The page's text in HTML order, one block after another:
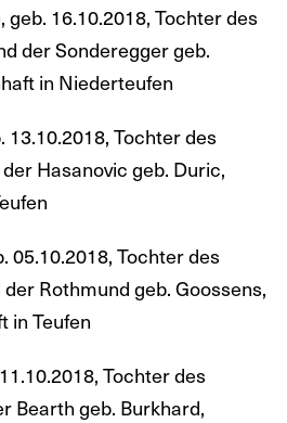
16.10.2018, Tochter des
der Sonderegger geb.
in Niederteufen
13.10.2018, Tochter des
Hasanovic geb. Duric,
05.10.2018, Tochter des
Rothmund geb. Goossens,
in Teufen
Tochter des
Bearth geb. Burkhard,